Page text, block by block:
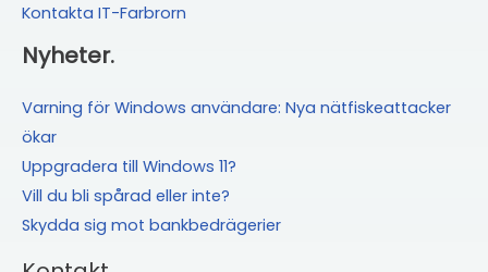
Kontakta IT-Farbrorn
Nyheter.
Varning för Windows användare: Nya nätfiskeattacker
ökar
Uppgradera till Windows 11?
Vill du bli spårad eller inte?
Skydda sig mot bankbedrägerier